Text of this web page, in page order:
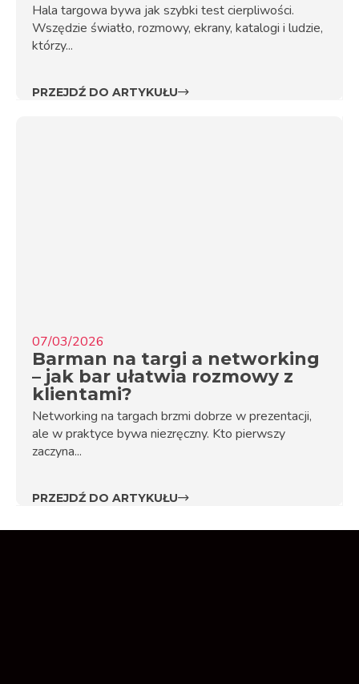
Hala targowa bywa jak szybki test cierpliwości.
Wszędzie światło, rozmowy, ekrany, katalogi i ludzie,
którzy...
PRZEJDŹ DO ARTYKUŁU
07/03/2026
Barman na targi a networking
– jak bar ułatwia rozmowy z
klientami?
Networking na targach brzmi dobrze w prezentacji,
ale w praktyce bywa niezręczny. Kto pierwszy
zaczyna...
PRZEJDŹ DO ARTYKUŁU